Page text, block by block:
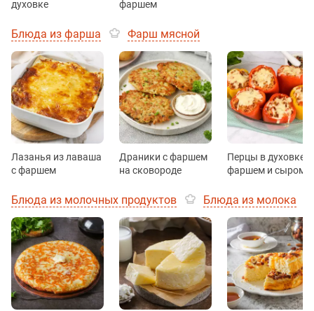
духовке фаршем
Блюда из фарша Фарш мясной
Лазанья из лаваша
с фаршем
Драники с фаршем
на сковороде
Перцы в духовке с
фаршем и сыром
Блюда из молочных продуктов Блюда из молока